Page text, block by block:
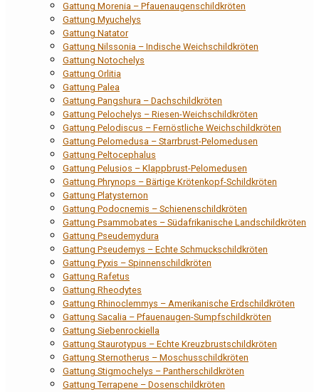
Gattung Morenia – Pfauenaugenschildkröten
Gattung Myuchelys
Gattung Natator
Gattung Nilssonia – Indische Weichschildkröten
Gattung Notochelys
Gattung Orlitia
Gattung Palea
Gattung Pangshura – Dachschildkröten
Gattung Pelochelys – Riesen-Weichschildkröten
Gattung Pelodiscus – Fernöstliche Weichschildkröten
Gattung Pelomedusa – Starrbrust-Pelomedusen
Gattung Peltocephalus
Gattung Pelusios – Klappbrust-Pelomedusen
Gattung Phrynops – Bärtige Krötenkopf-Schildkröten
Gattung Platysternon
Gattung Podocnemis – Schienenschildkröten
Gattung Psammobates – Südafrikanische Landschildkröten
Gattung Pseudemydura
Gattung Pseudemys – Echte Schmuckschildkröten
Gattung Pyxis – Spinnenschildkröten
Gattung Rafetus
Gattung Rheodytes
Gattung Rhinoclemmys – Amerikanische Erdschildkröten
Gattung Sacalia – Pfauenaugen-Sumpfschildkröten
Gattung Siebenrockiella
Gattung Staurotypus – Echte Kreuzbrustschildkröten
Gattung Sternotherus – Moschusschildkröten
Gattung Stigmochelys – Pantherschildkröten
Gattung Terrapene – Dosenschildkröten